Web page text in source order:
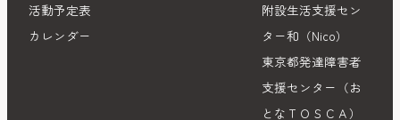
活動予定表
カレンダー
附設生活支援セン
ター和（Nico）
東京都発達障害者
支援センター（お
となＴＯＳＣＡ）